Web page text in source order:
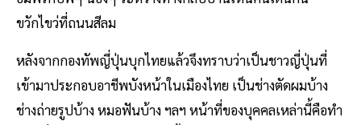
ขวักไขว่ที่ถนนสีลม
หลังจากกองทัพญี่ปุ่นบุกไทยแล้วจึงทราบว่าเป็นชาวญี่ปุ่นที่
เข้ามาประกอบอาชีพบังหน้าในเมืองไทย เป็นช่างตัดผมบ้าง
ช่างถ่ายรูปบ้าง หมอฟันบ้าง ฯลฯ หน้าที่ของบุคคลเหล่านี้คือทำ